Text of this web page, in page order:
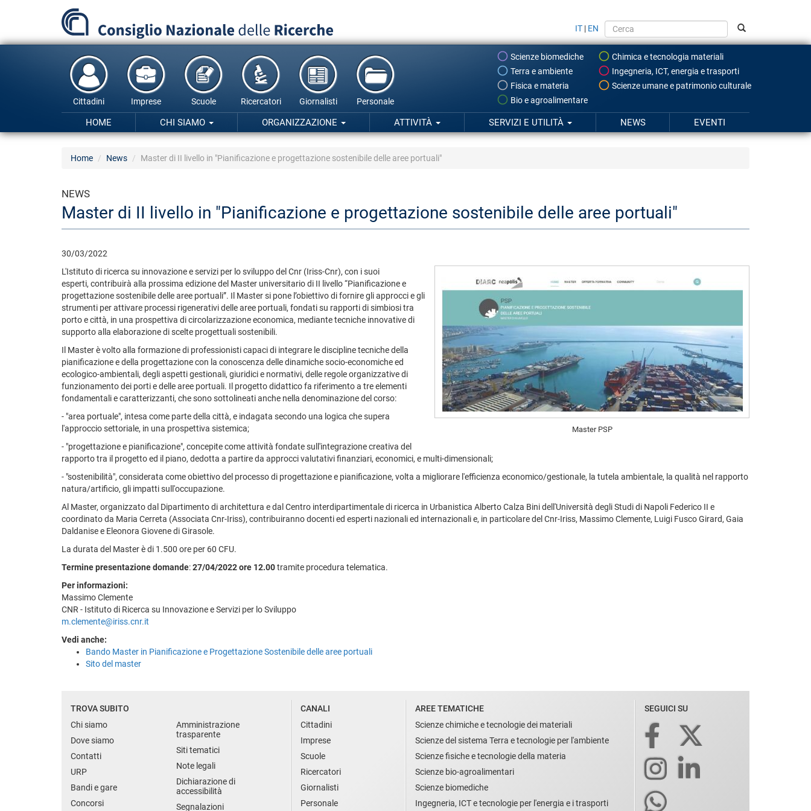
principale
IT | EN
Scienze biomediche
Chimica e tecnologia materiali
Terra e ambiente
Ingegneria, ICT, energia e trasporti
Fisica e materia
Scienze umane e patrimonio culturale
Bio e agroalimentare
Cittadini Imprese Scuole Ricercatori Giornalisti Personale
HOME CHI SIAMO ORGANIZZAZIONE ATTIVITÀ SERVIZI E UTILITÀ NEWS EVENTI
Home News Master di II livello in "Pianificazione e progettazione sostenibile delle aree portuali"
NEWS
Master di II livello in "Pianificazione e progettazione sostenibile delle aree portuali"
30/03/2022
Master PSP
L'Istituto di ricerca su innovazione e servizi per lo sviluppo del Cnr (Iriss-Cnr), con i suoi
esperti, contribuirà alla prossima edizione del Master universitario di II livello “Pianificazione e
progettazione sostenibile delle aree portuali”. Il Master si pone l’obiettivo di fornire gli approcci e gli
strumenti per attivare processi rigenerativi delle aree portuali, fondati su rapporti di simbiosi tra
porto e città, in una prospettiva di circolarizzazione economica, mediante tecniche innovative di
supporto alla elaborazione di scelte progettuali sostenibili.
Il Master è volto alla formazione di professionisti capaci di integrare le discipline tecniche della
pianificazione e della progettazione con la conoscenza delle dinamiche socio-economiche ed
ecologico-ambientali, degli aspetti gestionali, giuridici e normativi, delle regole organizzative di
funzionamento dei porti e delle aree portuali. Il progetto didattico fa riferimento a tre elementi
fondamentali e caratterizzanti, che sono sottolineati anche nella denominazione del corso:
- "area portuale", intesa come parte della città, e indagata secondo una logica che supera
l'approccio settoriale, in una prospettiva sistemica;
- "progettazione e pianificazione", concepite come attività fondate sull'integrazione creativa del
rapporto tra il progetto ed il piano, dedotta a partire da approcci valutativi finanziari, economici, e multi-dimensionali;
- "sostenibilità", considerata come obiettivo del processo di progettazione e pianificazione, volta a migliorare l'efficienza economico/gestionale, la tutela ambientale, la qualità nel rapporto
natura/artificio, gli impatti sull'occupazione.
Al Master, organizzato dal Dipartimento di architettura e dal Centro interdipartimentale di ricerca in Urbanistica Alberto Calza Bini dell'Università degli Studi di Napoli Federico II e
coordinato da Maria Cerreta (Associata Cnr-Iriss), contribuiranno docenti ed esperti nazionali ed internazionali e, in particolare del Cnr-Iriss, Massimo Clemente, Luigi Fusco Girard, Gaia
Daldanise e Eleonora Giovene di Girasole.
La durata del Master è di 1.500 ore per 60 CFU.
Termine presentazione domande:27/04/2022ore 12.00tramite procedura telematica.
Per informazioni:
Massimo Clemente
CNR - Istituto di Ricerca su Innovazione e Servizi per lo Sviluppo
m.clemente@iriss.cnr.it
Vedi anche:
Bando Master in Pianificazione e Progettazione Sostenibile delle aree portuali
Sito del master
TROVA SUBITO
Chi siamo
Dove siamo
Contatti
URP
Bandi e gare
Concorsi
Amministrazione
trasparente
Siti tematici
Note legali
Dichiarazione di
accessibilità
Segnalazioni
CANALI
Cittadini
Imprese
Scuole
Ricercatori
Giornalisti
Personale
AREE TEMATICHE
Scienze chimiche e tecnologie dei materiali
Scienze del sistema Terra e tecnologie per l'ambiente
Scienze fisiche e tecnologie della materia
Scienze bio-agroalimentari
Scienze biomediche
Ingegneria, ICT e tecnologie per l'energia e i trasporti
SEGUICI SU